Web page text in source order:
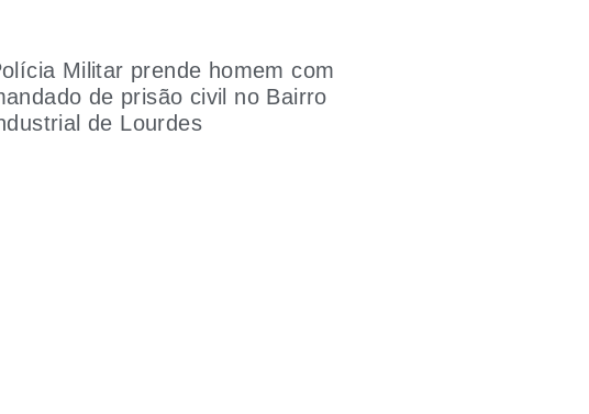
Militar prende homem com
de prisão civil no Bairro
de Lourdes